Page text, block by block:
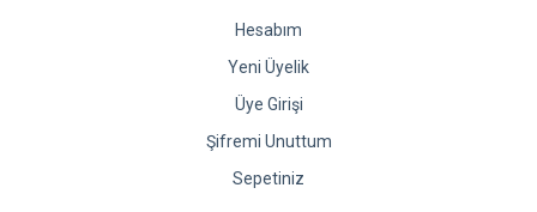
Hesabım
Yeni Üyelik
Üye Girişi
Şifremi Unuttum
Sepetiniz